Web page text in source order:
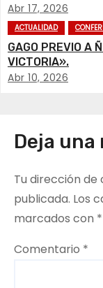
ó
n
Abr 17, 2026
ACTUALIDAD
GAGO PREVIO A
VICTORIA».
Abr 10, 2026
Deja
Tu dirección
publicada. Los
marcados con *
Comentario *